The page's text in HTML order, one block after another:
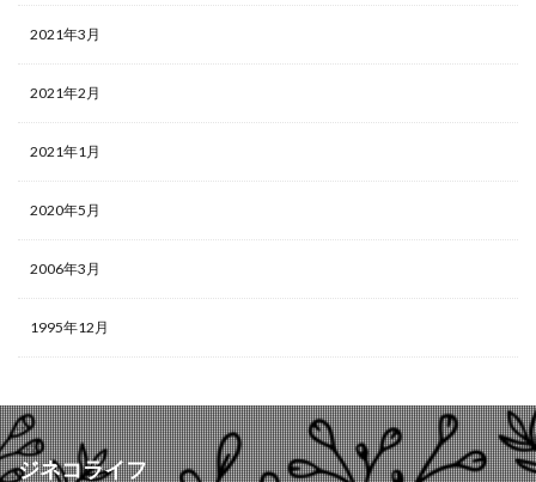
2021年3月
2021年2月
2021年1月
2020年5月
2006年3月
1995年12月
ジネコライフ